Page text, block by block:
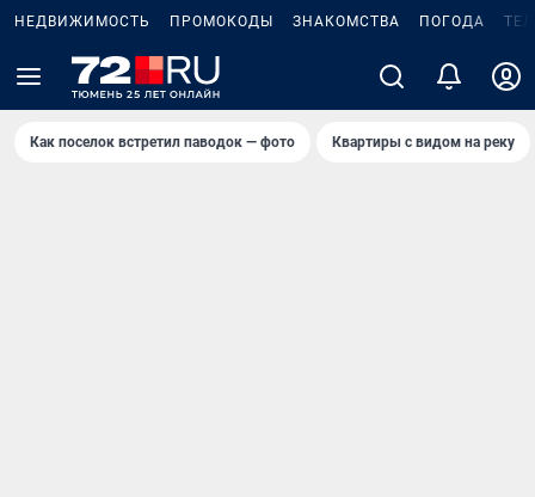
НЕДВИЖИМОСТЬ ПРОМОКОДЫ ЗНАКОМСТВА ПОГОДА
Как поселок встретил паводок — фото Квартиры с видом на реку